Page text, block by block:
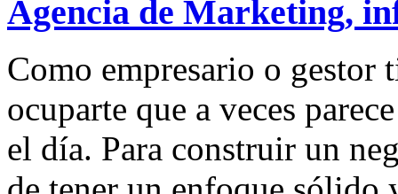
Agencia de Marketing,
Como empresario o gestor
ocuparte que a veces
el día. Para construir un